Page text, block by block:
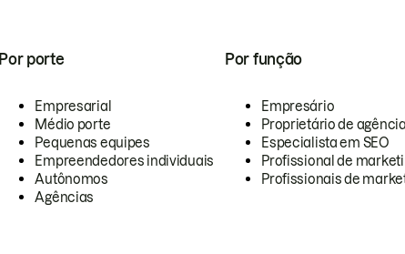
Por porte
Empresarial
Médio porte
Pequenas equipes
Empreendedores individuais
Autônomos
Agências
Por função
Empresário
Proprietário de agência
Especialista em SEO
Profissional de
Profissionais de